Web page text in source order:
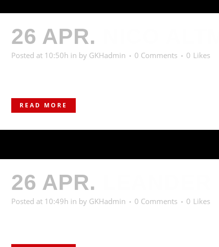
26 APR.
Posted at 10:50h in by GKHadmin 0 Comments 0 Likes
READ MORE
26 APR.
Posted at 10:49h in by GKHadmin 0 Comments 0 Likes